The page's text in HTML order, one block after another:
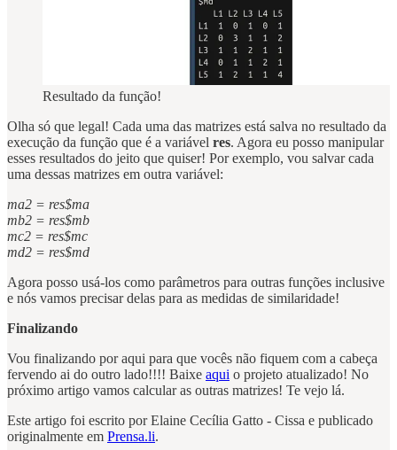
Resultado da função!
Olha só que legal! Cada uma das matrizes está salva no resultado da
execução da função que é a variável res. Agora eu posso manipular
esses resultados do jeito que quiser! Por exemplo, vou salvar cada
uma dessas matrizes em outra variável:
ma2 = res$ma
mb2 = res$mb
mc2 = res$mc
md2 = res$md
Agora posso usá-los como parâmetros para outras funções inclusive
e nós vamos precisar delas para as medidas de similaridade!
Finalizando
Vou finalizando por aqui para que vocês não fiquem com a cabeça
fervendo ai do outro lado!!!! Baixe aqui o projeto atualizado! No
próximo artigo vamos calcular as outras matrizes! Te vejo lá.
Este artigo foi escrito por Elaine Cecília Gatto - Cissa e publicado
originalmente em Prensa.li.